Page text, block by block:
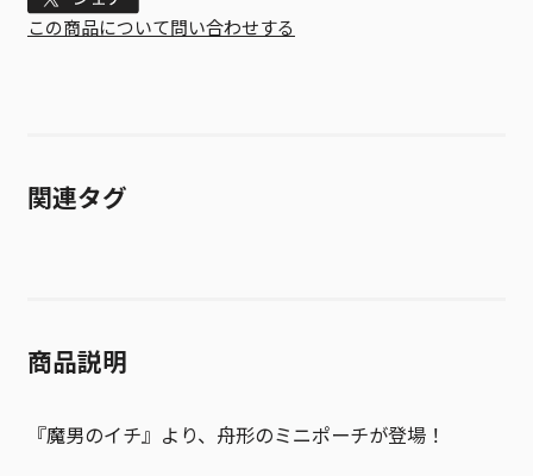
この商品について問い合わせする
関連タグ
商品説明
『魔男のイチ』より、舟形のミニポーチが登場！